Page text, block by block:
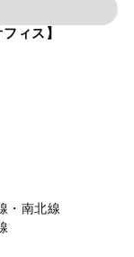
ィス】
・南北線